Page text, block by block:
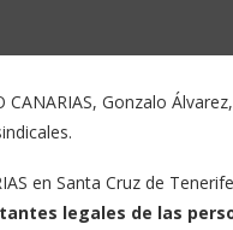
CANARIAS, Gonzalo
en Santa Cruz de
legales de las